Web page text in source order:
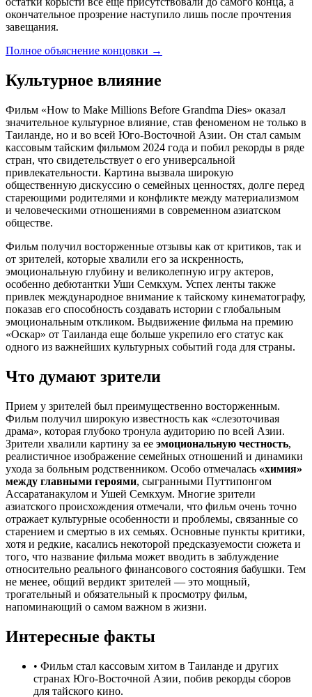
окончательное прозрение наступило лишь после прочтения
завещания.
Полное объяснение концовки →
Культурное влияние
Фильм «How to Make Millions Before Grandma Dies» оказал
значительное культурное влияние, став феноменом не только в
Таиланде, но и во всей Юго-Восточной Азии. Он стал самым
кассовым тайским фильмом 2024 года и побил рекорды в ряде
стран, что свидетельствует о его универсальной
привлекательности. Картина вызвала широкую
общественную дискуссию о семейных ценностях, долге перед
стареющими родителями и конфликте между материализмом
и человеческими отношениями в современном азиатском
обществе.
Фильм получил восторженные отзывы как от критиков, так и
от зрителей, которые хвалили его за искренность,
эмоциональную глубину и великолепную игру актеров,
особенно дебютантки Уши Семкхум. Успех ленты также
привлек международное внимание к тайскому кинематографу,
показав его способность создавать истории с глобальным
эмоциональным откликом. Выдвижение фильма на премию
«Оскар» от Таиланда еще больше укрепило его статус как
одного из важнейших культурных событий года для страны.
Что думают зрители
Прием у зрителей был преимущественно восторженным.
Фильм получил широкую известность как «слезоточивая
драма», которая глубоко тронула аудиторию по всей Азии.
Зрители хвалили картину за ее эмоциональную честность,
реалистичное изображение семейных отношений и динамики
ухода за больным родственником. Особо отмечалась «химия»
между главными героями, сыгранными Путтипонгом
Ассаратанакулом и Ушей Семкхум. Многие зрители
азиатского происхождения отмечали, что фильм очень точно
отражает культурные особенности и проблемы, связанные со
старением и смертью в их семьях. Основные пункты критики,
хотя и редкие, касались некоторой предсказуемости сюжета и
того, что название фильма может вводить в заблуждение
относительно реального финансового состояния бабушки. Тем
не менее, общий вердикт зрителей — это мощный,
трогательный и обязательный к просмотру фильм,
напоминающий о самом важном в жизни.
Интересные факты
• Фильм стал кассовым хитом в Таиланде и других
странах Юго-Восточной Азии, побив рекорды сборов
для тайского кино.